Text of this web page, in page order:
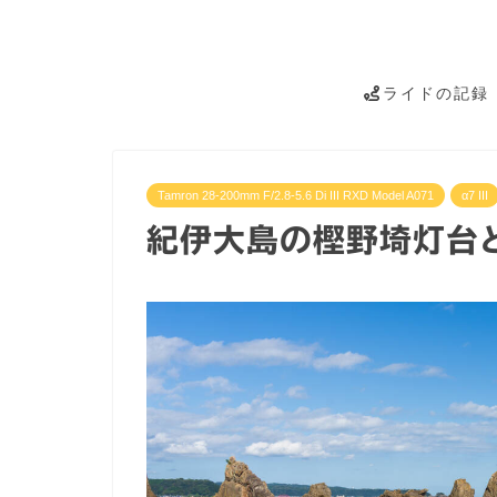
ライドの記録
Tamron 28-200mm F/2.8-5.6 Di III RXD Model A071 α7 III
紀伊大島の樫野埼灯台